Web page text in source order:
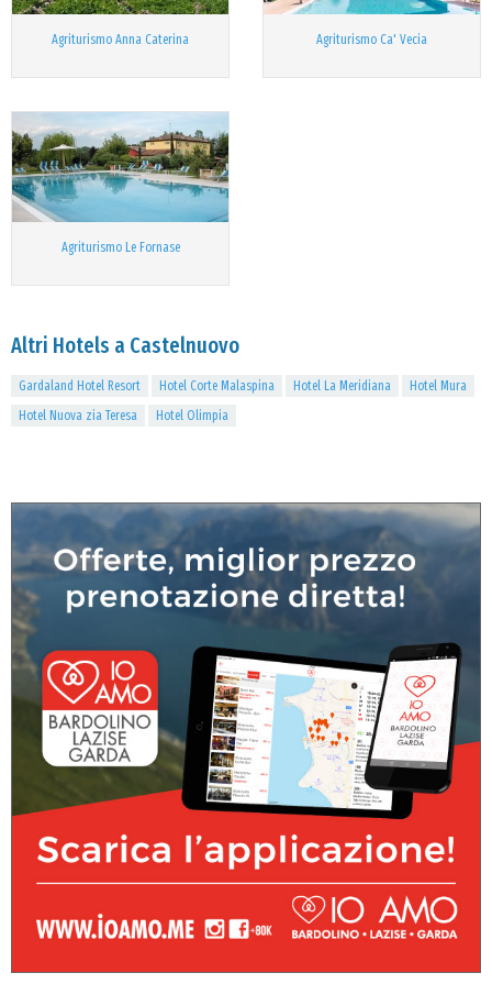
Agriturismo Anna Caterina Agriturismo Ca' Vecia
Agriturismo Le Fornase
Altri Hotels a Castelnuovo
Gardaland Hotel Resort Hotel Corte Malaspina Hotel La Meridiana
Hotel Mura
Hotel Nuova zia Teresa
Hotel Olimpia